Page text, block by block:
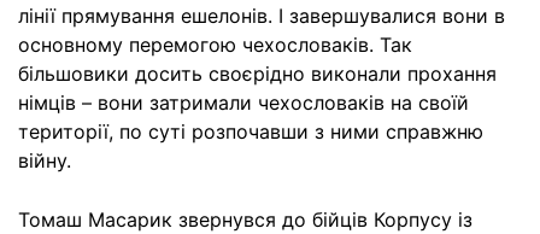
лінії прямування ешелонів. І завершувалися вони в
основному перемогою чехословаків. Так
більшовики досить своєрідно виконали прохання
німців – вони затримали чехословаків на своїй
території, по суті розпочавши з ними справжню
війну.
Томаш Масарик звернувся до бійців Корпусу із